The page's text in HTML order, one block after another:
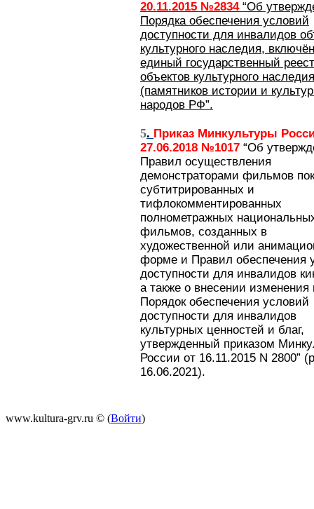
20.11.2015 №2834“Об
Порядка обеспечения условий
доступности для инвалидов
культурного наследия,
единый государственный
объектов культурного наследия
(памятников истории и
народов РФ”.
5. Приказ Минкультуры
27.06.2018 №1017 “Об
Правил осуществления
демонстраторами фильмов
субтитрированных и
тифлокомментированных
полнометражных
фильмов, созданных в
художественной или
форме и Правил обеспечения
доступности для инвалидов
а также о внесении изменения
Порядок обеспечения условий
доступности для инвалидов
культурных ценностей и благ,
утвержденный приказом
России от 16.11.2015 N 2800”
16.06.2021).
www.kultura-grv.ru © (Войти)